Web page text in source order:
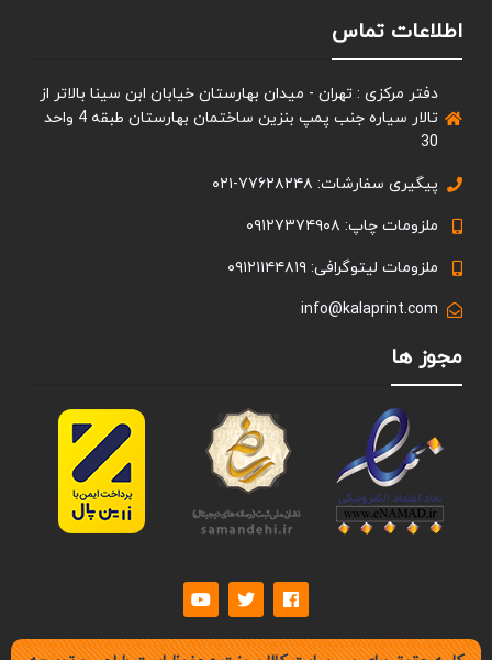
اطلاعات تماس
دفتر مرکزی : تهران - میدان بهارستان خیابان ابن سینا بالاتر از
تالار سیاره جنب پمپ بنزین ساختمان بهارستان طبقه 4 واحد
30
پیگیری سفارشات: ۷۷۶۲۸۲۴۸-۰۲۱
ملزومات چاپ: ۰۹۱۲۷۳۷۴۹۰۸
ملزومات لیتوگرافی: ۰۹۱۲۱۱۴۴۸۱۹
info@kalaprint.com
مجوز ها